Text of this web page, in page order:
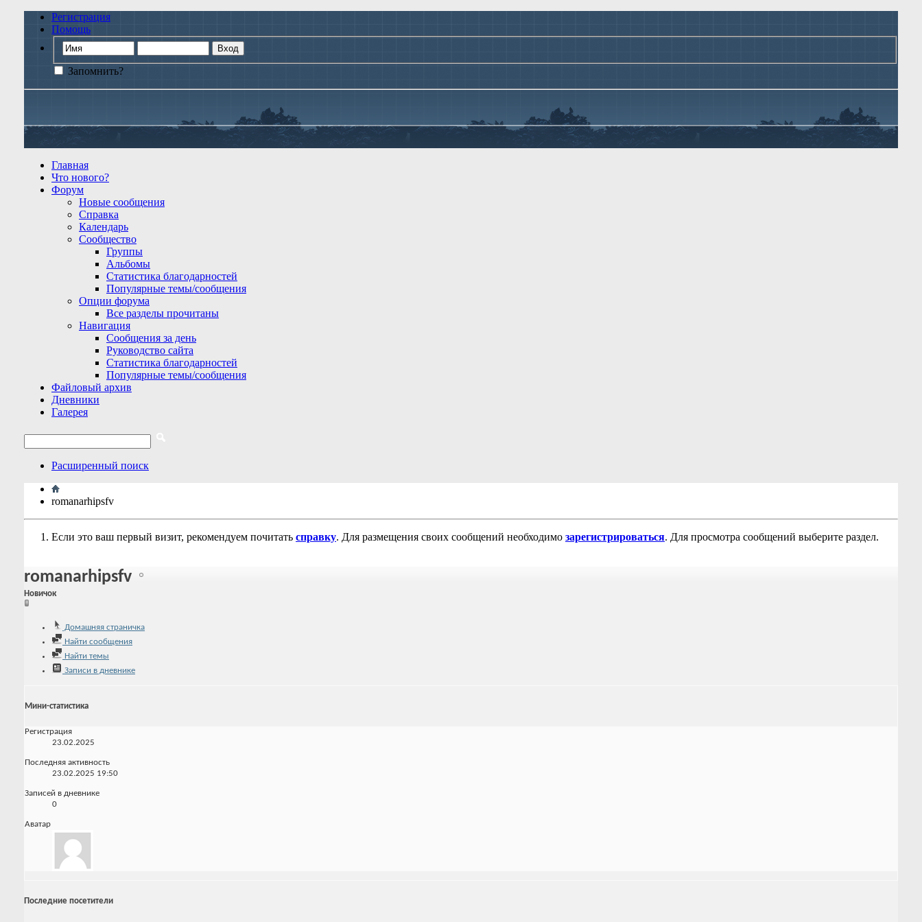
Регистрация
Помощь
Запомнить?
Главная
Что нового?
Форум
Новые сообщения
Справка
Календарь
Сообщество
Группы
Альбомы
Статистика благодарностей
Популярные темы/сообщения
Опции форума
Все разделы прочитаны
Навигация
Сообщения за день
Руководство сайта
Статистика благодарностей
Популярные темы/сообщения
Файловый архив
Дневники
Галерея
Расширенный поиск
romanarhipsfv
Если это ваш первый визит, рекомендуем почитать справку. Для размещения своих сообщений необходимо зарегистрироваться. Для просмотра сообщений выберите раздел.
romanarhipsfv
Новичок
Домашняя страничка
Найти сообщения
Найти темы
Записи в дневнике
Мини-статистика
Регистрация
23.02.2025
Последняя активность
23.02.2025 19:50
Записей в дневнике
0
Аватар
Последние посетители